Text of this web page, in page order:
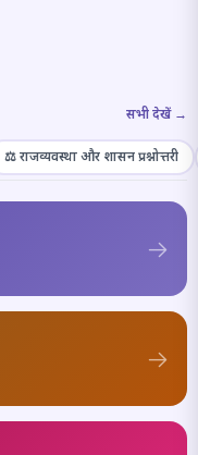
सभी देखें →
⚖️ राजव्यवस्था और शासन प्रश्नोत्तरी